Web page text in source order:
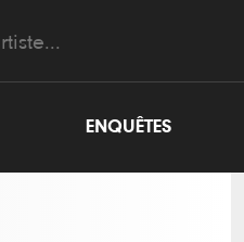
ENQUÊTES